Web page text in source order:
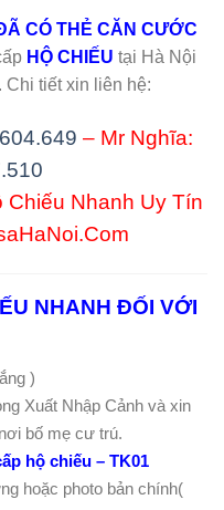
CÓ THẺ CĂN CƯỚC
HỘ CHIẾU tại Hà Nội
Chi tiết xin liên hệ:
– Mr Nghĩa:
Nhanh Uy Tín
NHANH ĐỐI VỚI
)
Xuất Nhập Cảnh và xin
bố mẹ cư trú.
hộ chiếu – TK01
hoặc photo bản chính(